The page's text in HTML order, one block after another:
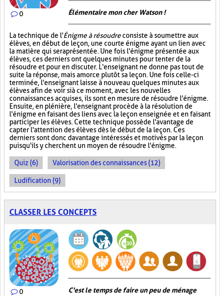
0 Élémentaire mon cher Watson !
La technique de l'Énigme à résoudreconsiste à soumettre aux
élèves, en début de leçon, une courte énigme ayant un lien avec
la matière qui sera présentée. Une fois l'énigme présentée aux
élèves, ces derniers ont quelques minutes pour tenter de la
résoudre et pour en discuter. L'enseignant ne donne pas tout de
suite la réponse, mais amorce plutôt sa leçon. Une fois celle-ci
terminée, l'enseignant laisse à nouveau quelques minutes aux
élèves afin de voir si à ce moment, avec les nouvelles
connaissances acquises, ils sont en mesure de résoudre l'énigme.
Ensuite, en plénière, l'enseignant procède à la résolution de
l'énigme en faisant des liens avec la leçon enseignée et en faisant
participer les élèves. Cette technique possède l'avantage de
capter l'attention des élèves dès le début de la leçon. Ces
derniers sont donc davantage intéressés et motivés par la leçon
puisqu'ils y cherchent un moyen de résoudre l'énigme.
Quiz (6) Valorisation des connaissances (12)
Ludification (9)
CLASSER LES CONCEPTS
0 C'est le temps de faire un peu de ménage